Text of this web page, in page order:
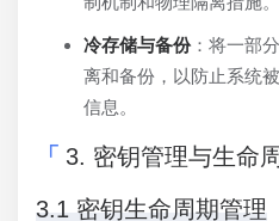
冷存储与备份：将一部
离和备份，以防止系统
信息。
3. 密钥管理与生命
3.1 密钥生命周期管理